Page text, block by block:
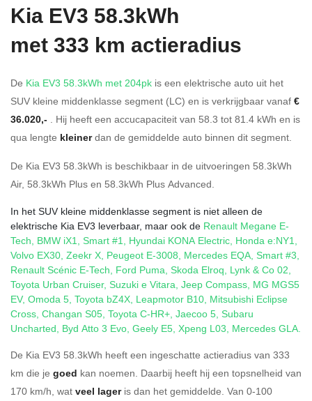
Kia EV3 58.3kWh
met 333 km actieradius
De Kia EV3 58.3kWh met 204pk is een elektrische auto uit het
SUV kleine middenklasse segment (LC) en is verkrijgbaar vanaf €
36.020,- . Hij heeft een accucapaciteit van 58.3 tot 81.4 kWh en is
qua lengte kleinerdan de gemiddelde auto binnen dit segment.
De Kia EV3 58.3kWh is beschikbaar in de uitvoeringen 58.3kWh
Air, 58.3kWh Plus en 58.3kWh Plus Advanced.
In het SUV kleine middenklasse segment is niet alleen de
elektrische Kia EV3 leverbaar, maar ook de Renault Megane E-
Tech, BMW iX1, Smart #1, Hyundai KONA Electric, Honda e:NY1,
Volvo EX30, Zeekr X, Peugeot E-3008, Mercedes EQA, Smart #3,
Renault Scénic E-Tech, Ford Puma, Skoda Elroq, Lynk & Co 02,
Toyota Urban Cruiser, Suzuki e Vitara, Jeep Compass, MG MGS5
EV, Omoda 5, Toyota bZ4X, Leapmotor B10, Mitsubishi Eclipse
Cross, Changan S05, Toyota C-HR+, Jaecoo 5, Subaru
Uncharted, Byd Atto 3 Evo, Geely E5, Xpeng L03, Mercedes GLA.
De Kia EV3 58.3kWh heeft een ingeschatte actieradius van 333
km die je goed kan noemen. Daarbij heeft hij een topsnelheid van
170 km/h, wat veel lageris dan het gemiddelde. Van 0-100